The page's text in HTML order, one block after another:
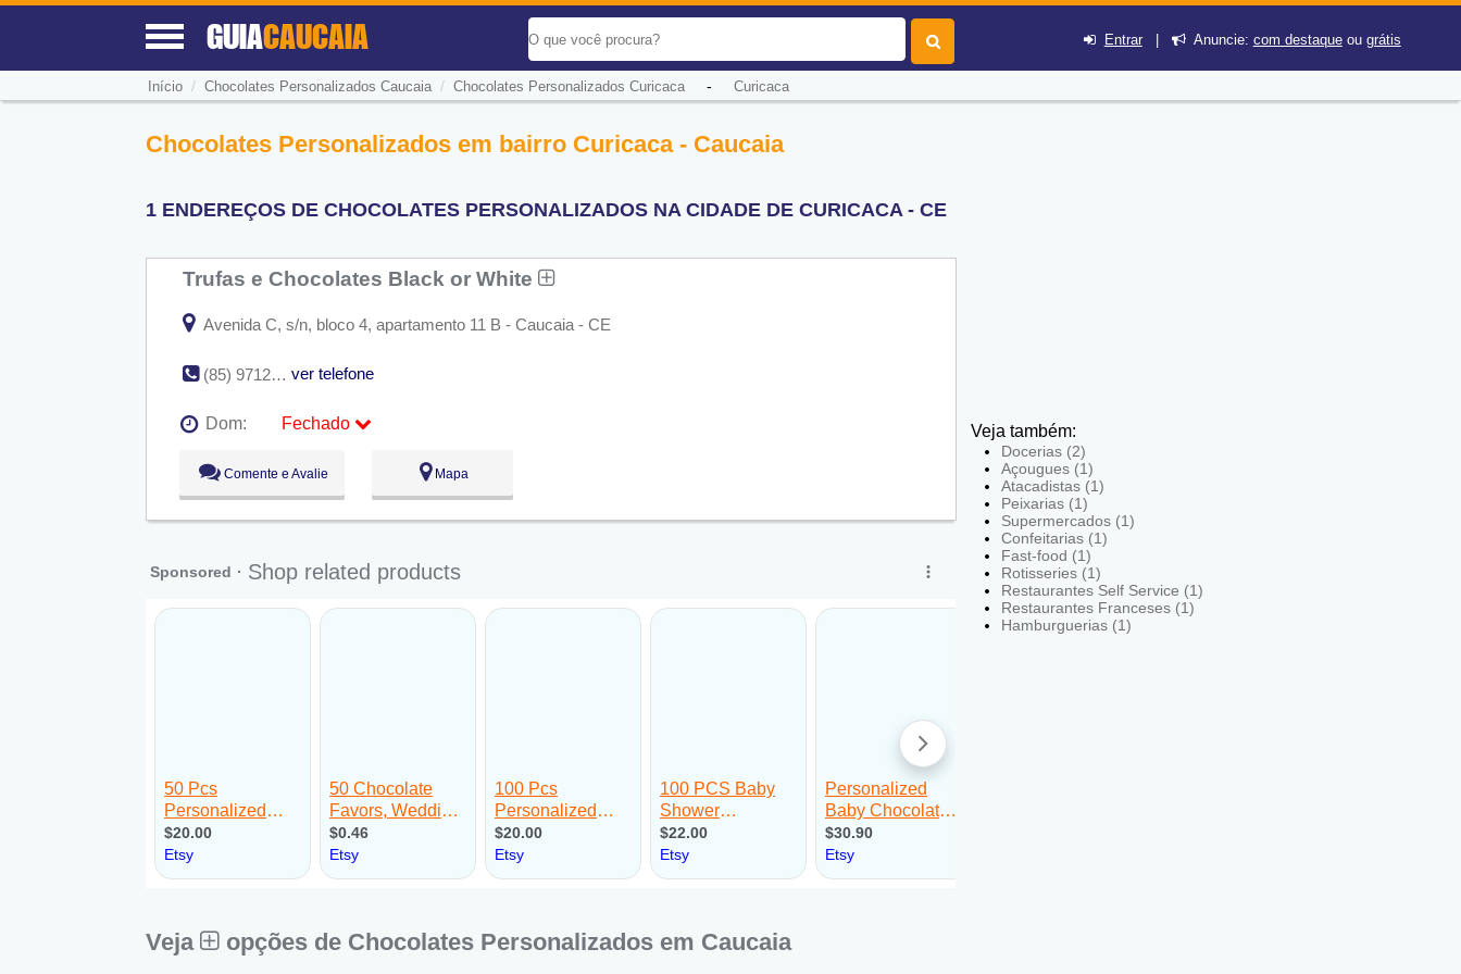
GUIACAUCAIA Entrar| Anuncie: com destaqueou grátis
Início / Chocolates Personalizados Caucaia/ Chocolates Personalizados Curicaca- Curicaca
Chocolates Personalizados em bairro Curicaca - Caucaia
1 ENDEREÇOS DE CHOCOLATES PERSONALIZADOS NA CIDADE DE CURICACA - CE
Trufas e Chocolates Black or White
Avenida C, s/n, bloco 4, apartamento 11 B - Caucaia - CE
(85) 9712-9335 / (85) 9950-5149 / (85) 8592-8552 ver telefone
Dom:
Fechado
Seg:
Ter:
09:00 - 18:00
Qua:
09:00 - 18:00
Qui:
09:00 - 18:00
Dom:
Fechado
Comente e Avalie Mapa
Veja opções de Chocolates Personalizados em Caucaia
Veja também:
Docerias (2)
Açougues (1)
Atacadistas (1)
Peixarias (1)
Supermercados (1)
Confeitarias (1)
Fast-food (1)
Rotisseries (1)
Restaurantes Self Service (1)
Restaurantes Franceses (1)
Hamburguerias (1)